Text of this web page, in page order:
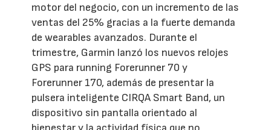
motor del negocio, con un incremento de las
ventas del 25% gracias a la fuerte demanda
de wearables avanzados. Durante el
trimestre, Garmin lanzó los nuevos relojes
GPS para running Forerunner 70 y
Forerunner 170, además de presentar la
pulsera inteligente CIRQA Smart Band, un
dispositivo sin pantalla orientado al